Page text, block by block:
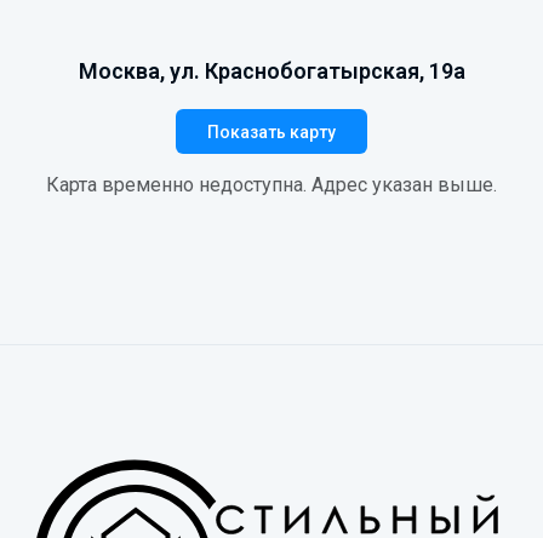
Москва, ул. Краснобогатырская, 19а
Показать карту
Карта временно недоступна. Адрес указан выше.